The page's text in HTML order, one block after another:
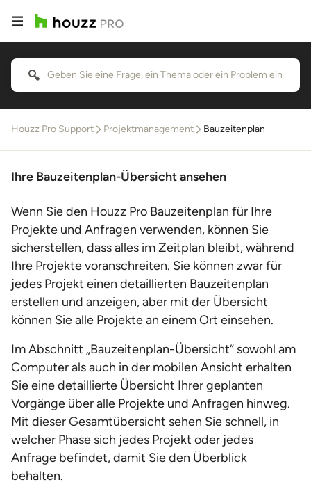
Houzz Pro Support Projektmanagement Bauzeitenplan
Ihre Bauzeitenplan-Übersicht ansehen
Wenn Sie den Houzz Pro Bauzeitenplan für Ihre
Projekte und Anfragen verwenden, können Sie
sicherstellen, dass alles im Zeitplan bleibt, während
Ihre Projekte voranschreiten. Sie können zwar für
jedes Projekt einen detaillierten Bauzeitenplan
erstellen und anzeigen, aber mit der Übersicht
können Sie alle Projekte an einem Ort einsehen.
Im Abschnitt „Bauzeitenplan-Übersicht“ sowohl am
Computer als auch in der mobilen Ansicht erhalten
Sie eine detaillierte Übersicht Ihrer geplanten
Vorgänge über alle Projekte und Anfragen hinweg.
Mit dieser Gesamtübersicht sehen Sie schnell, in
welcher Phase sich jedes Projekt oder jedes
Anfrage befindet, damit Sie den Überblick
behalten.